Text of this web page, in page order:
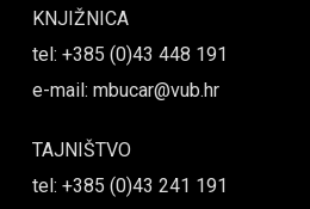
KNJIŽNICA
tel: +385 (0)43 448 191
e-mail: mbucar@vub.hr
TAJNIŠTVO
tel: +385 (0)43 241 191